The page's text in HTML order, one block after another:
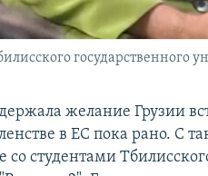
государственного
желание Грузии
в ЕС пока рано. С
со студентами